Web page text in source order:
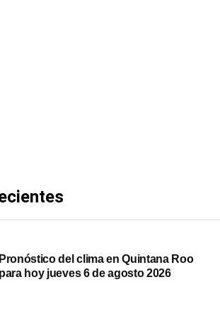
Pronóstico del clima en Quintana Roo
para hoy jueves 6 de agosto 2026